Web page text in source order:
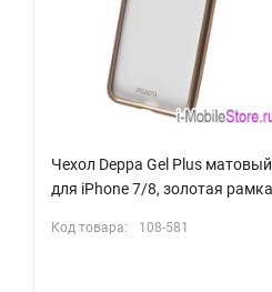
Чехол Deppa Gel Plus матовый
для iPhone 7/8, золотая рамка
Код товара: 108-581